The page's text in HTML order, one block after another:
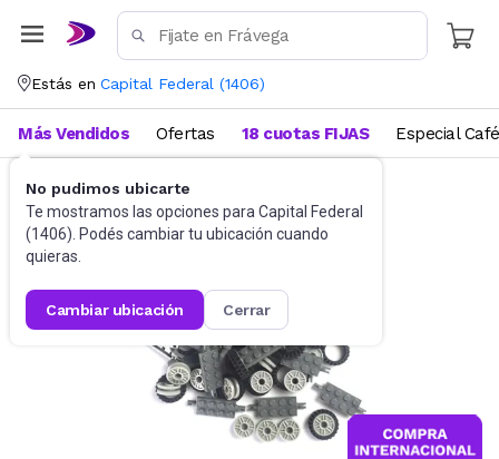
Estás en Capital Federal (1406)
No pudimos ubicarte
Te mostramos las opciones para Capital Federal
(1406). Podés cambiar tu ubicación cuando
quieras.
cambiar ubicación cerrar
Más Vendidos Ofertas 18 cuotas FIJAS Especial Café
Juguetes y Juegos